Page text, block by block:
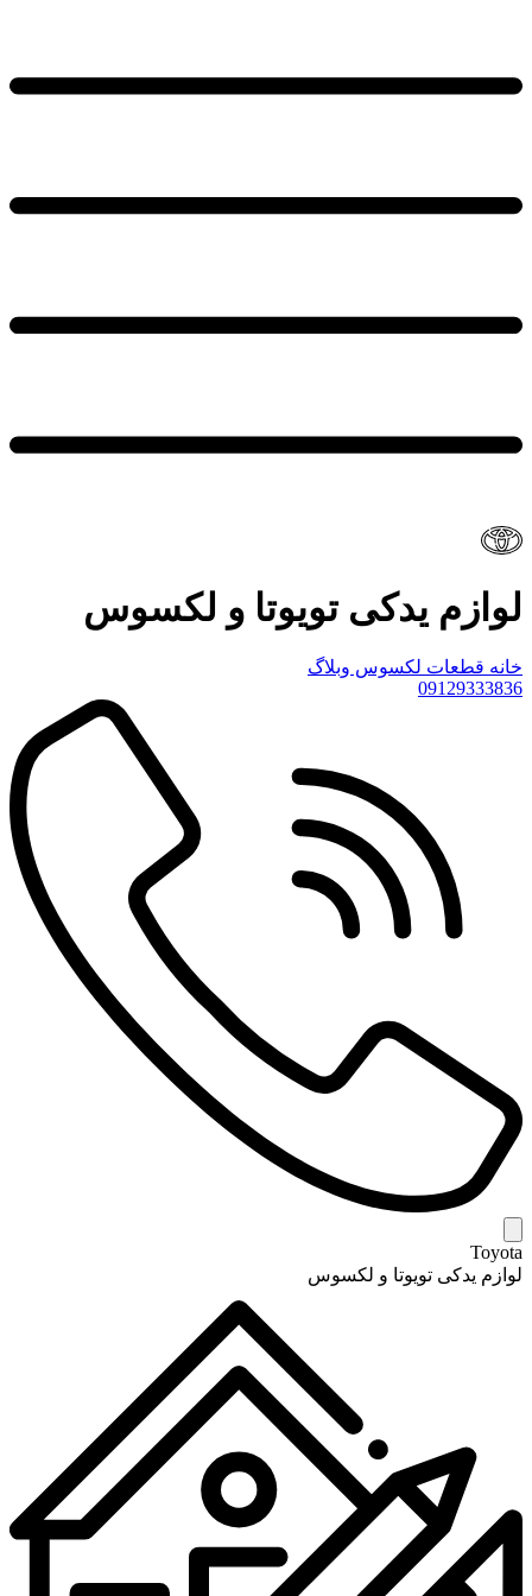
لوازم یدکی تویوتا و لکسوس
خانه قطعات لکسوس وبلاگ
09129333836
Toyota
لوازم یدکی تویوتا و لکسوس